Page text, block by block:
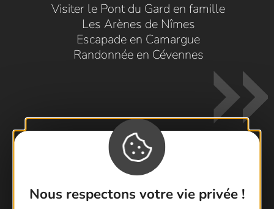
Nous respectons votre vie privée !
Visiter le Pont du Gard en famille
Les Arènes de Nîmes
Escapade en Camargue
Randonnée en Cévennes
Foire aux questions